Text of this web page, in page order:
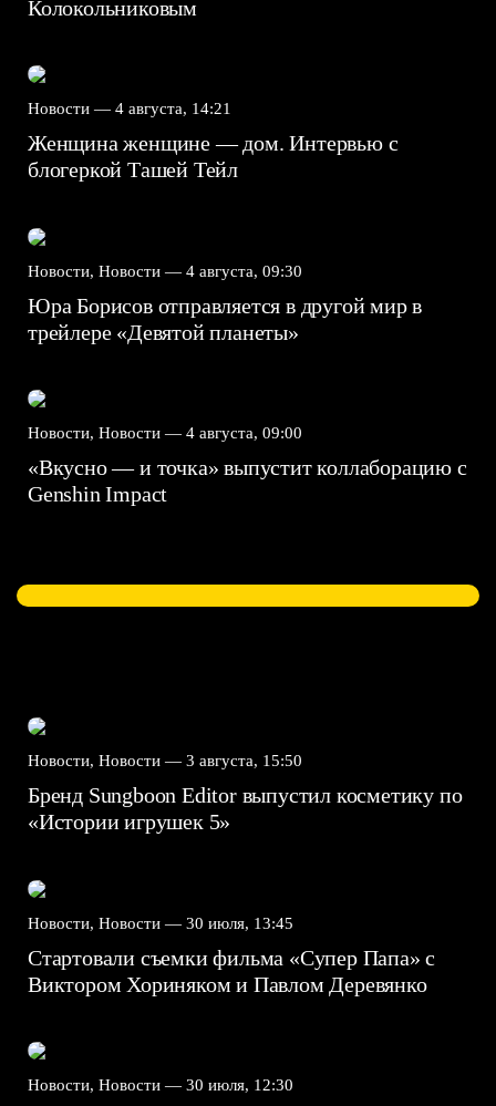
Колокольниковым
Новости — 4 августа, 14:21
Женщина женщине — дом. Интервью с
блогеркой Ташей Тейл
Новости, Новости — 4 августа, 09:30
Юра Борисов отправляется в другой мир в
трейлере «Девятой планеты»
Новости, Новости — 4 августа, 09:00
«Вкусно — и точка» выпустит коллаборацию с
Genshin Impact⁠⁠
Новости, Новости — 3 августа, 15:50
Бренд Sungboon Editor выпустил косметику по
«Истории игрушек 5»
Новости, Новости — 30 июля, 13:45
Стартовали съемки фильма «Супер Папа» с
Виктором Хориняком и Павлом Деревянко
Новости, Новости — 30 июля, 12:30